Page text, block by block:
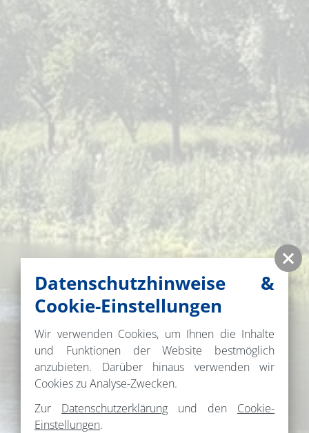
Datenschutzhinweise &
Cookie-Einstellungen
Wir verwenden Cookies, um Ihnen die Inhalte
und Funktionen der Website bestmöglich
anzubieten. Darüber hinaus verwenden wir
Cookies zu Analyse-Zwecken.
Zur Datenschutzerklärung und den Cookie-
Einstellungen.